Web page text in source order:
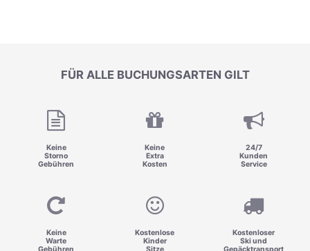
FÜR ALLE BUCHUNGSARTEN GILT
Keine
Storno
Gebühren
Keine
Extra
Kosten
24/7
Kunden
Service
Keine
Warte
Gebühren
Kostenlose
Kinder
Sitze
Kostenloser
Ski und
Gepäcktransport